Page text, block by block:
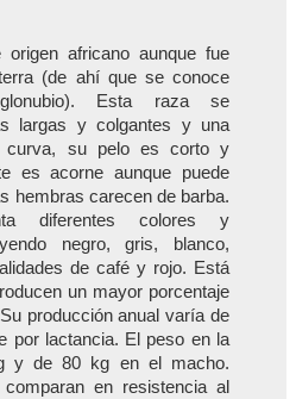
africano aunque fue
(de ahí que se conoce
Esta raza se
largas y colgantes y una
curva, su pelo es corto y
es acorne aunque puede
hembras carecen de barba.
diferentes colores y
negro, gris, blanco,
de café y rojo. Está
un mayor porcentaje
producción anual varía de
por lactancia. El peso en la
y de 80 kg en el macho.
en resistencia al